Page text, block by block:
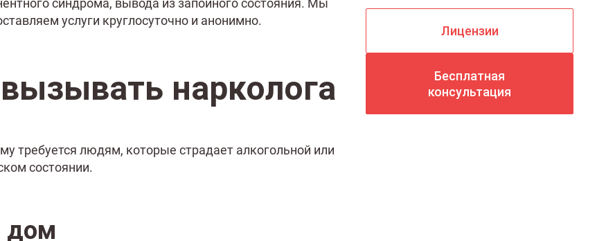
синдрома, вывода из запойного состояния. Мы
услуги круглосуточно и анонимно.
нарколога
требуется людям, которые страдает алкогольной или
состоянии.
дом
Лицензии
Бесплатная
консультация